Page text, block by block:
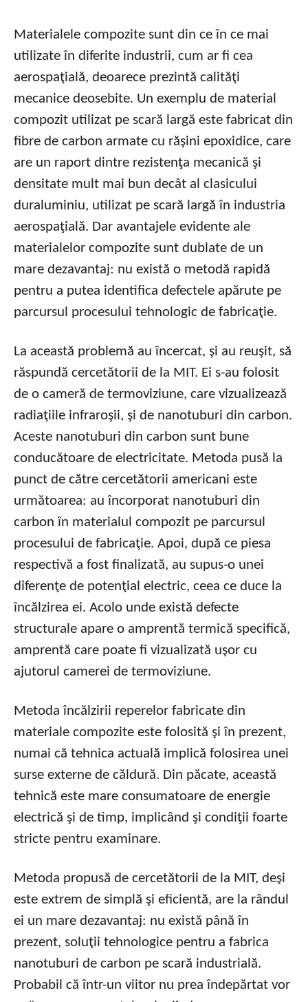
Materialele compozite sunt din ce în ce mai
utilizate în diferite industrii, cum ar fi cea
aerospaţială, deoarece prezintă calităţi
mecanice deosebite. Un exemplu de material
compozit utilizat pe scară largă este fabricat din
fibre de carbon armate cu răşini epoxidice, care
are un raport dintre rezistenţa mecanică şi
densitate mult mai bun decât al clasicului
duraluminiu, utilizat pe scară largă în industria
aerospaţială. Dar avantajele evidente ale
materialelor compozite sunt dublate de un
mare dezavantaj: nu există o metodă rapidă
pentru a putea identifica defectele apărute pe
parcursul procesului tehnologic de fabricaţie.
La această problemă au încercat, şi au reuşit, să
răspundă cercetătorii de la MIT. Ei s-au folosit
de o cameră de termoviziune, care vizualizează
radiaţiile infraroşii, şi de nanotuburi din carbon.
Aceste nanotuburi din carbon sunt bune
conducătoare de electricitate. Metoda pusă la
punct de către cercetătorii americani este
următoarea: au încorporat nanotuburi din
carbon în materialul compozit pe parcursul
procesului de fabricaţie. Apoi, după ce piesa
respectivă a fost finalizată, au supus-o unei
diferenţe de potenţial electric, ceea ce duce la
încălzirea ei. Acolo unde există defecte
structurale apare o amprentă termică specifică,
amprentă care poate fi vizualizată uşor cu
ajutorul camerei de termoviziune.
Metoda încălzirii reperelor fabricate din
materiale compozite este folosită şi în prezent,
numai că tehnica actuală implică folosirea unei
surse externe de căldură. Din păcate, această
tehnică este mare consumatoare de energie
electrică şi de timp, implicând şi condiţii foarte
stricte pentru examinare.
Metoda propusă de cercetătorii de la MIT, deşi
este extrem de simplă şi eficientă, are la rândul
ei un mare dezavantaj: nu există până în
prezent, soluţii tehnologice pentru a fabrica
nanotuburi de carbon pe scară industrială.
Probabil că într-un viitor nu prea îndepărtat vor